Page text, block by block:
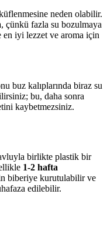
neden olabilir.
, çünkü fazla su bozulmaya
en iyi lezzet ve aroma için
buz kalıplarında biraz su
bu, daha sonra
kaybetmezsiniz.
birlikte plastik bir
1-2 hafta
biberiye kurutulabilir ve
edilebilir.